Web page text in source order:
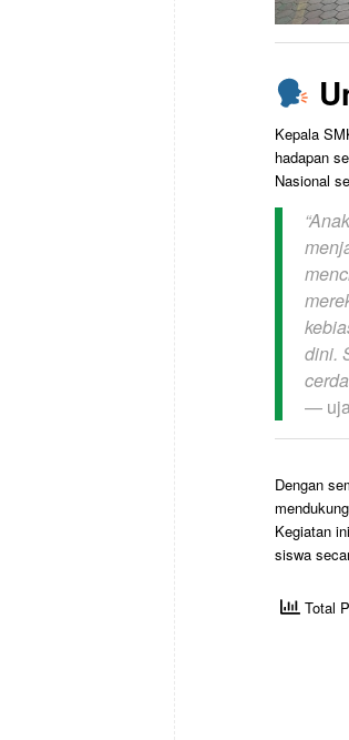
Kepala
hadapan
Nasional
dini.
—
Dengan
Kegiatan
siswa
Total